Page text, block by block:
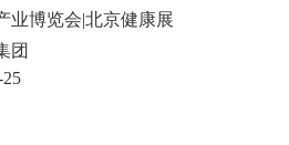
业博览会|北京健康展
团